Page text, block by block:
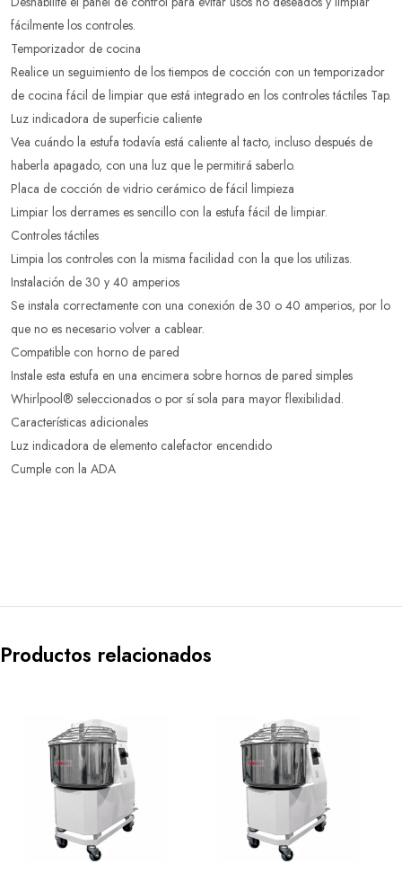
fácilmente los controles.
Temporizador de cocina
Realice un seguimiento de los tiempos de cocción con un temporizador
de cocina fácil de limpiar que está integrado en los controles táctiles Tap.
Luz indicadora de superficie caliente
Vea cuándo la estufa todavía está caliente al tacto, incluso después de
haberla apagado, con una luz que le permitirá saberlo.
Placa de cocción de vidrio cerámico de fácil limpieza
Limpiar los derrames es sencillo con la estufa fácil de limpiar.
Controles táctiles
Limpia los controles con la misma facilidad con la que los utilizas.
Instalación de 30 y 40 amperios
Se instala correctamente con una conexión de 30 o 40 amperios, por lo
que no es necesario volver a cablear.
Compatible con horno de pared
Instale esta estufa en una encimera sobre hornos de pared simples
Whirlpool® seleccionados o por sí sola para mayor flexibilidad.
Características adicionales
Luz indicadora de elemento calefactor encendido
Cumple con la ADA
Productos relacionados